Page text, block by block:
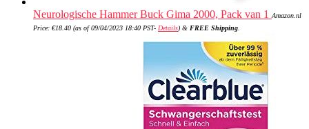
Neurologische Hammer Buck Gima 2000, Pack van 1
Amazon.nl
Price: €18.40 (as of 09/04/2023 18:40 PST- Details) & FREE Shipping